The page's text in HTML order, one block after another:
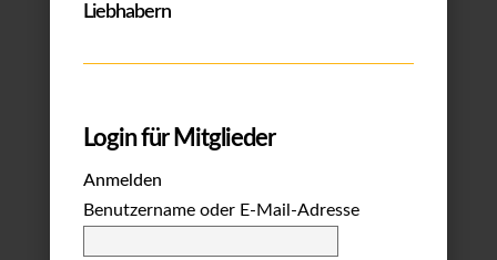
Liebhabern
Login für Mitglieder
Anmelden
Benutzername oder E-Mail-Adresse